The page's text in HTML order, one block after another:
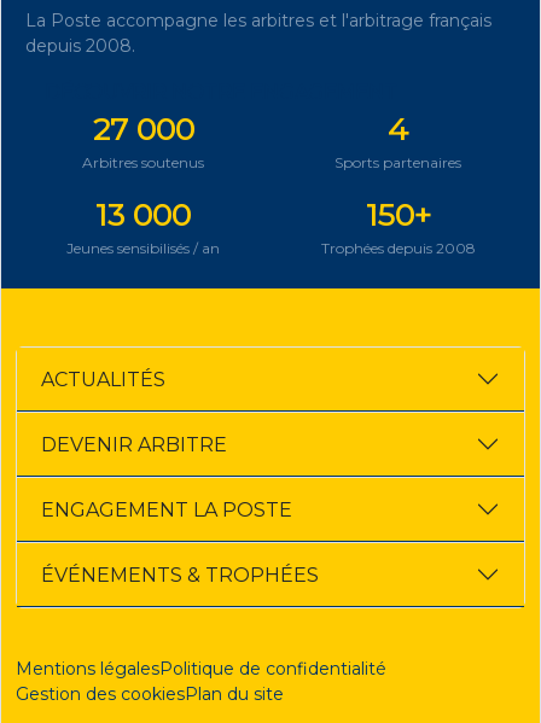
La Poste accompagne les arbitres et l'arbitrage français
depuis 2008.
27 000
Arbitres soutenus
4
Sports partenaires
13 000
Jeunes sensibilisés / an
150+
Trophées depuis 2008
ACTUALITÉS
DEVENIR ARBITRE
ENGAGEMENT LA POSTE
ÉVÉNEMENTS & TROPHÉES
Mentions légalesPolitique de confidentialité
Gestion des cookiesPlan du site